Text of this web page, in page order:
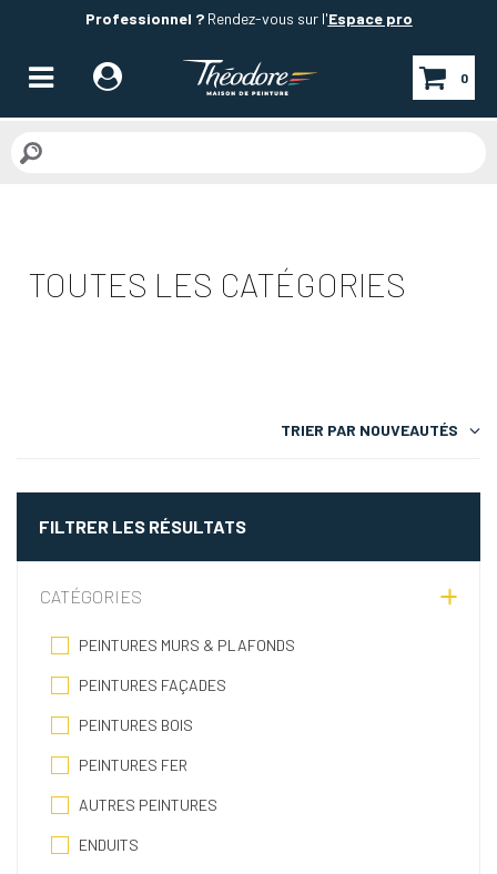
Professionnel ?Rendez-vous sur l'Espace pro
0
TOUTES LES CATÉGORIES
TRIER PAR NOUVEAUTÉS
FILTRER LES RÉSULTATS
CATÉGORIES
PEINTURES MURS & PLAFONDS
PEINTURES FAÇADES
PEINTURES BOIS
PEINTURES FER
AUTRES PEINTURES
ENDUITS